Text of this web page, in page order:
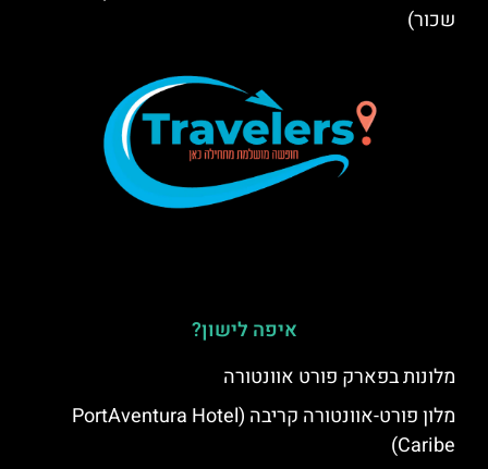
שכור)
איפה לישון?
מלונות בפארק פורט אוונטורה
מלון פורט-אוונטורה קריבה (PortAventura Hotel
Caribe)